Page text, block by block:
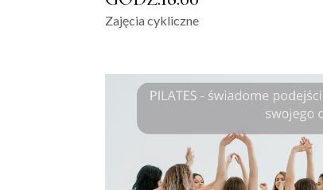
Zajęcia cykliczne